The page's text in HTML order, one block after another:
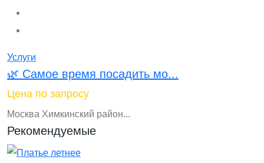
Услуги
🌿 Самое время посадить мо...
Цена по запросу
Москва Химкинский район...
Рекомендуемые